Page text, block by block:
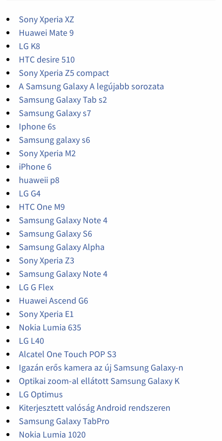
Sony Xperia XZ
Huawei Mate 9
LG K8
HTC desire 510
Sony Xperia Z5 compact
A Samsung Galaxy A legújabb sorozata
Samsung Galaxy Tab s2
Samsung Galaxy s7
Iphone 6s
Samsung galaxy s6
Sony Xperia M2
iPhone 6
huaweii p8
LG G4
HTC One M9
Samsung Galaxy Note 4
Samsung Galaxy S6
Samsung Galaxy Alpha
Sony Xperia Z3
Samsung Galaxy Note 4
LG G Flex
Huawei Ascend G6
Sony Xperia E1
Nokia Lumia 635
LG L40
Alcatel One Touch POP S3
Igazán erős kamera az új Samsung Galaxy-n
Optikai zoom-al ellátott Samsung Galaxy K
LG Optimus
Kiterjesztett valóság Android rendszeren
Samsung Galaxy TabPro
Nokia Lumia 1020